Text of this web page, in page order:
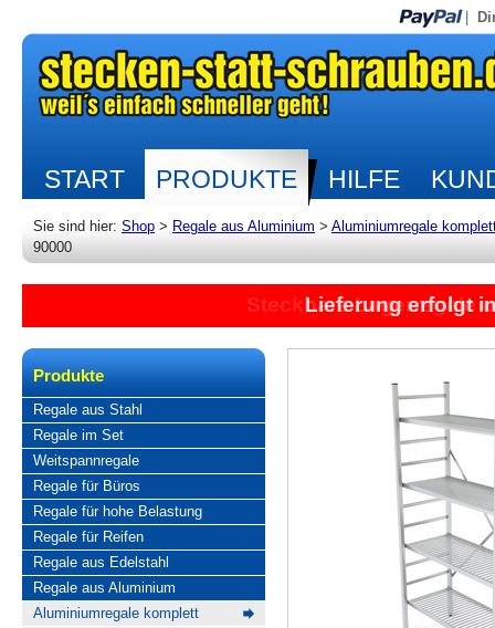
START PRODUKTE HILFE
Sie sind hier: Shop > Regale aus Aluminium > Aluminiumregale
90000
Lieferung erfolgt
Produkte
Regale aus Stahl
Regale im Set
Weitspannregale
Regale für Büros
Regale für hohe Belastung
Regale für Reifen
Regale aus Edelstahl
Regale aus Aluminium
Aluminiumregale komplett